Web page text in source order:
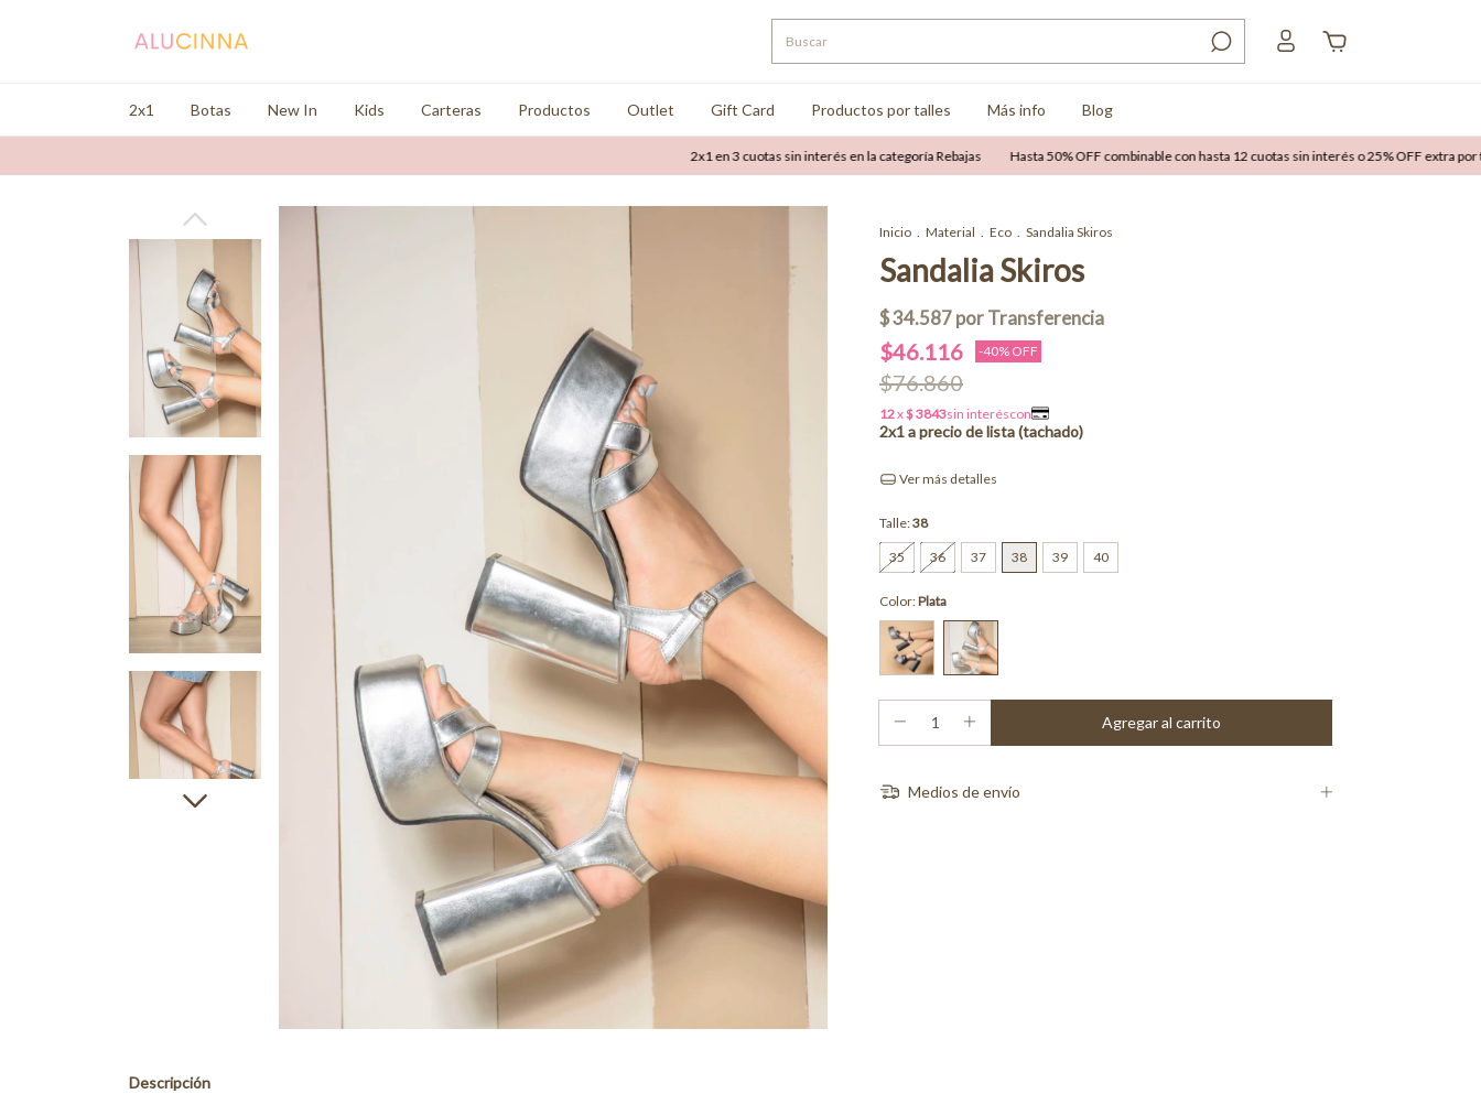
2x1 Botas New In Kids Carteras Productos Outlet Gift Card Productos por talles Más info Blog
2x1 en 3 cuotas sin interés en la categoría Rebajas Hasta 50% OFF combinable con hasta 12 cuotas sin interés o 25% OFF extra por
Inicio . Material . Eco . Sandalia Skiros
Sandalia Skiros
$46.116 -40% OFF
$76.860
Ver más detalles
Talle:38
35 36 37 38 39 40
Color:Plata
Medios de envío
Descripción